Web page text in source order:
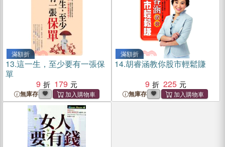
滿額折
13.這一生，至少要有一張保
單
9
179
無庫存
滿額折
14.胡睿涵教你股市輕鬆賺
9
225
無庫存